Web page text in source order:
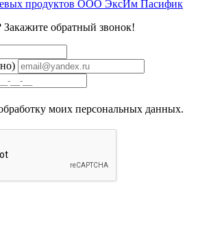
продуктов ООО ЭксИм Пасифик
обратный звонок!
моих персональных данных.